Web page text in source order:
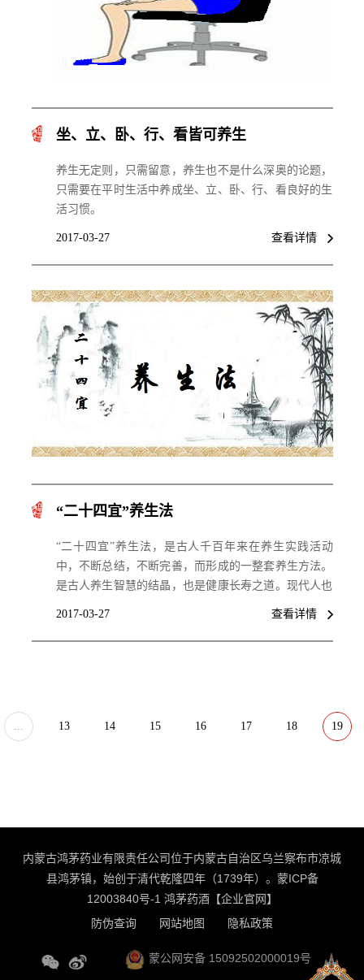
坐、立、卧、行、看皆可养生
养生无定则，只需留意，养生也不是什么深奥的论题，
只需要在平时生活中养成坐、立、卧、行、看良好的生
活习惯。
查看详情
2017-03-27
“二十四宜”养生法
“二十四宜”养生法，是古人千百年来在养生实践活动
中，不断总结，不断完善，而形成的一整套养生方法。
是古人养生智慧的结晶，也是健康长寿之道。现代人也
查看详情
2017-03-27
... 13 14 15 16 17 18 19
内蒙古鸿茅药业有限责任公司位于内蒙古自治区乌兰察布市凉城
县鸿茅镇，始创于清代乾隆四年（1739年）。 蒙ICP备
12003840号-1 鸿茅药酒【企业官网】
防伪查询
网站地图 隐私政策
蒙公网安备 15092502000019号